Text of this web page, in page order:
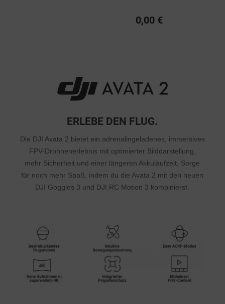
0,00 €
ERLEBE DEN FLUG.
Die DJI Avata 2 bietet ein adrenalingeladenes, immersives
FPV-Drohnenerlebnis mit optimierter Bilddarstellung,
mehr Sicherheit und einer längeren Akkulaufzeit. Sorge
für noch mehr Spaß, indem du die Avata 2 mit den neuen
DJI Goggles 3 und DJI RC Motion 3 kombinierst.